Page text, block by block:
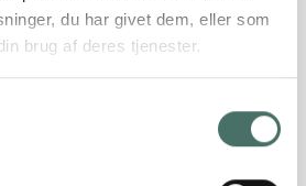
du har givet dem, eller som
brug af deres tjenester.
helt konkret?
indeholder nedbrudt organisk
som